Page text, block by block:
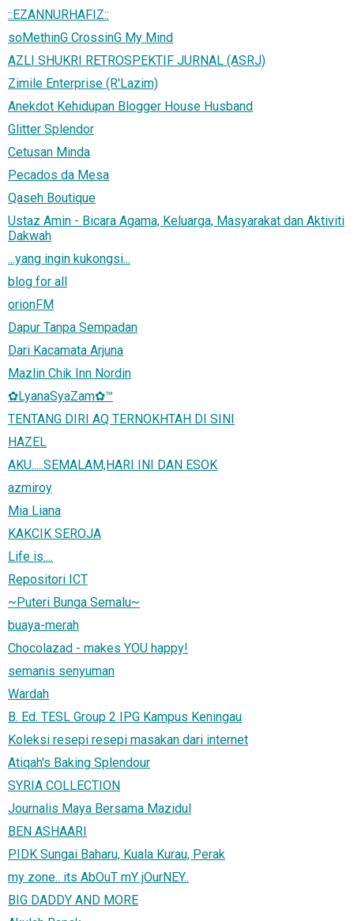
::EZANNURHAFIZ::
soMethinG CrossinG My Mind
AZLI SHUKRI RETROSPEKTIF JURNAL (ASRJ)
Zimile Enterprise (R'Lazim)
Anekdot Kehidupan Blogger House Husband
Glitter Splendor
Cetusan Minda
Pecados da Mesa
Qaseh Boutique
Ustaz Amin - Bicara Agama, Keluarga, Masyarakat dan Aktiviti
Dakwah
...yang ingin kukongsi...
blog for all
orionFM
Dapur Tanpa Sempadan
Dari Kacamata Arjuna
Mazlin Chik Inn Nordin
✿LyanaSyaZam✿™
TENTANG DIRI AQ TERNOKHTAH DI SINI
HAZEL
AKU.....SEMALAM,HARI INI DAN ESOK
azmiroy
Mia Liana
KAKCIK SEROJA
Life is....
Repositori ICT
~Puteri Bunga Semalu~
buaya-merah
Chocolazad - makes YOU happy!
semanis senyuman
Wardah
B. Ed. TESL Group 2 IPG Kampus Keningau
Koleksi resepi resepi masakan dari internet
Atiqah's Baking Splendour
SYRIA COLLECTION
Journalis Maya Bersama Mazidul
BEN ASHAARI
PIDK Sungai Baharu, Kuala Kurau, Perak
my zone.. its AbOuT mY jOurNEY..
BIG DADDY AND MORE